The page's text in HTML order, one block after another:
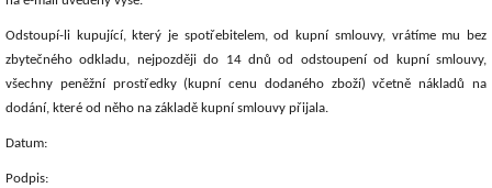
Odstoupí-li kupující, který je spotřebitelem, od kupní smlouvy, vrátímemu bez
zbytečného odkladu, nejpozději do 14 dnů od odstoupení od kupní smlouvy,
všechny peněžní prostředky (kupní cenu dodaného zboží) včetně nákladů na
dodání, které od něho na základě kupní smlouvy přijala.
Datum:
Podpis: